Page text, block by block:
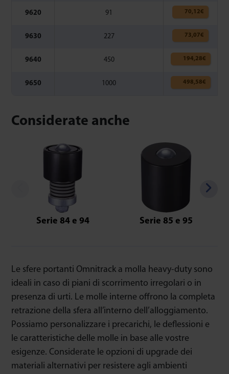
9620 91 70,12€
9630 227 73,07€
9640 450 194,28€
9650 1000 498,58€
Considerate anche
Serie 84 e 94 Serie 85 e 95
Le sfere portanti Omnitrack a molla heavy-duty sono
ideali in caso di piani di scorrimento irregolari o in
presenza di urti. Le molle interne offrono la completa
retrazione della sfera all’interno dell’alloggiamento.
Possiamo personalizzare i precarichi, le deflessioni e
le caratteristiche delle molle in base alle vostre
esigenze. Considerate le opzioni di upgrade dei
materiali alternativi per resistere agli ambienti